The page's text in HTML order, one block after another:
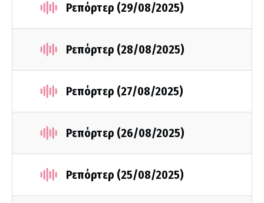
Ρεπόρτερ (29/08/2025)
Ρεπόρτερ (28/08/2025)
Ρεπόρτερ (27/08/2025)
Ρεπόρτερ (26/08/2025)
Ρεπόρτερ (25/08/2025)